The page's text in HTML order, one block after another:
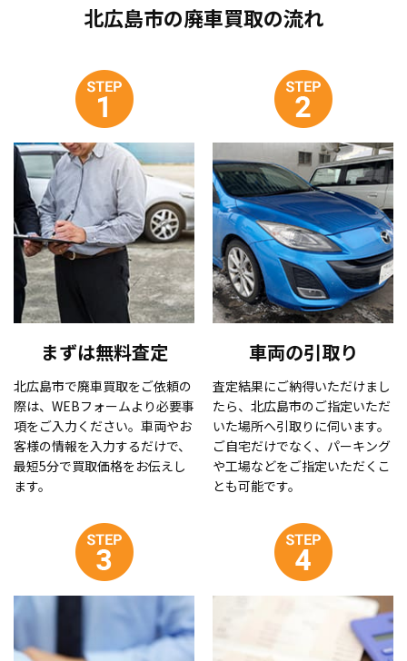
北広島市の廃車買取の流れ
まずは無料査定
北広島市で廃車買取をご依頼の
際は、WEBフォームより必要事
項をご入力ください。車両やお
客様の情報を入力するだけで、
最短5分で買取価格をお伝えし
ます。
車両の引取り
査定結果にご納得いただけまし
たら、北広島市のご指定いただ
いた場所へ引取りに伺います。
ご自宅だけでなく、パーキング
や工場などをご指定いただくこ
とも可能です。